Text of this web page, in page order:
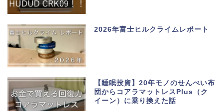
2026年富士ヒルクライムレポート
【睡眠投資】20年モノのせんべい布
団からコアラマットレスPlus（ク
イーン）に乗り換えた話